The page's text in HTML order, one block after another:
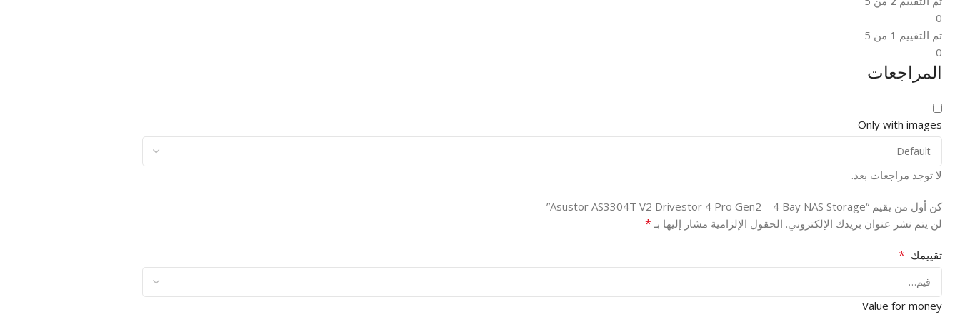
0
تم التقييم 1 من 5
0
المراجعات
Only with images
لا توجد مراجعات بعد.
كن أول من يقيم “Asustor AS3304T V2 Drivestor 4 Pro Gen2 – 4 Bay NAS Storage”
لن يتم نشر عنوان بريدك الإلكتروني. الحقول الإلزامية مشار إليها بـ *
تقييمك *
Value for money